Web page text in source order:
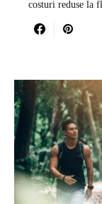
costuri reduse la